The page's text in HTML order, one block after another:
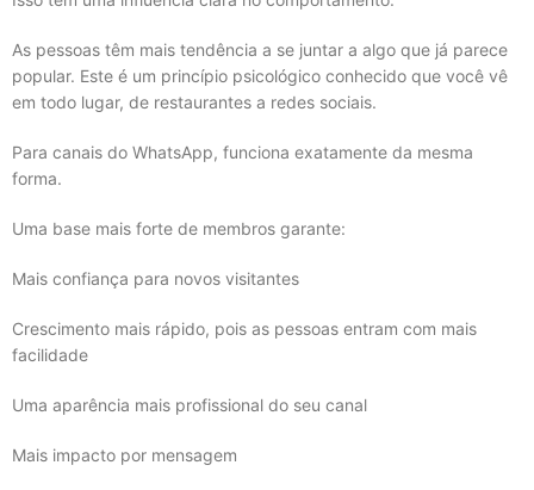
As pessoas têm mais tendência a se juntar a algo que já parece
popular. Este é um princípio psicológico conhecido que você vê
em todo lugar, de restaurantes a redes sociais.
Para canais do WhatsApp, funciona exatamente da mesma
forma.
Uma base mais forte de membros garante:
Mais confiança para novos visitantes
Crescimento mais rápido, pois as pessoas entram com mais
facilidade
Uma aparência mais profissional do seu canal
Mais impacto por mensagem